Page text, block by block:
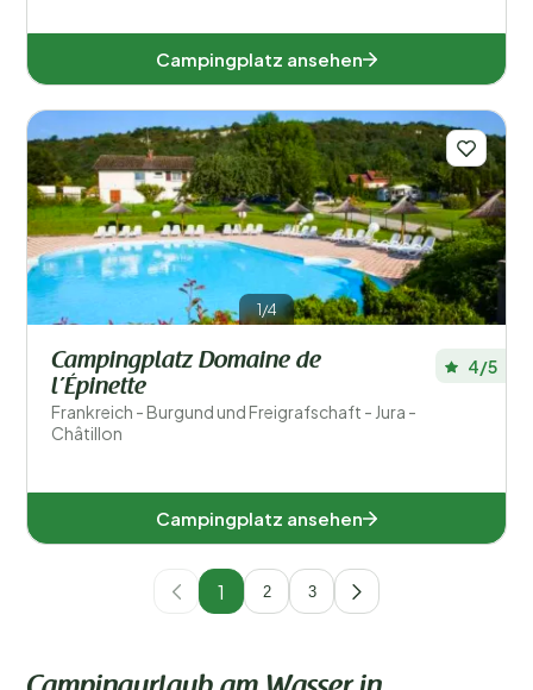
Campingplatz ansehen
1/4
Campingplatz Domaine de
l’Épinette
Frankreich - Burgund und Freigrafschaft - Jura -
Châtillon
4/5
Campingplatz ansehen
1 2 3